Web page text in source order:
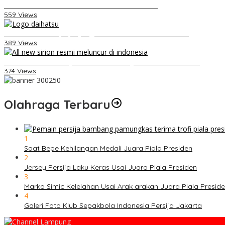
559 Views
389 Views
374 Views
Olahraga Terbaru
1
Saat Bepe Kehilangan Medali Juara Piala Presiden
2
Jersey Persija Laku Keras Usai Juara Piala Presiden
3
Marko Simic Kelelahan Usai Arak arakan Juara Piala
4
Galeri Foto Klub Sepakbola Indonesia Persija Jakarta